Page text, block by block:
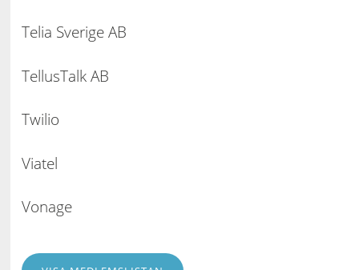
Telia Sverige AB
TellusTalk AB
Twilio
Viatel
Vonage